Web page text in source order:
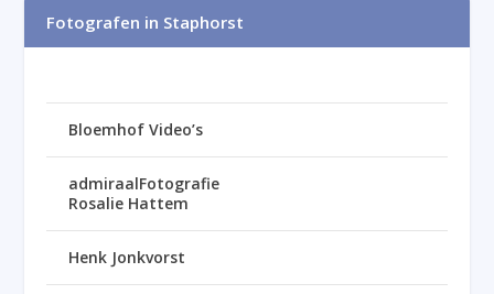
Fotografen in Staphorst
Bloemhof Video’s
admiraalFotografie
Rosalie Hattem
Henk Jonkvorst